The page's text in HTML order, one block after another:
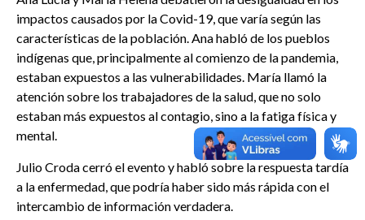
impactos causados por la Covid-19, que varía según las
características de la población. Ana habló de los pueblos
indígenas que, principalmente al comienzo de la pandemia,
estaban expuestos a las vulnerabilidades. María llamó la
atención sobre los trabajadores de la salud, que no solo
estaban más expuestos al contagio, sino a la fatiga física y
mental.
Julio Croda cerró el evento y habló sobre la respuesta tardía
a la enfermedad, que podría haber sido más rápida con el
intercambio de información verdadera.